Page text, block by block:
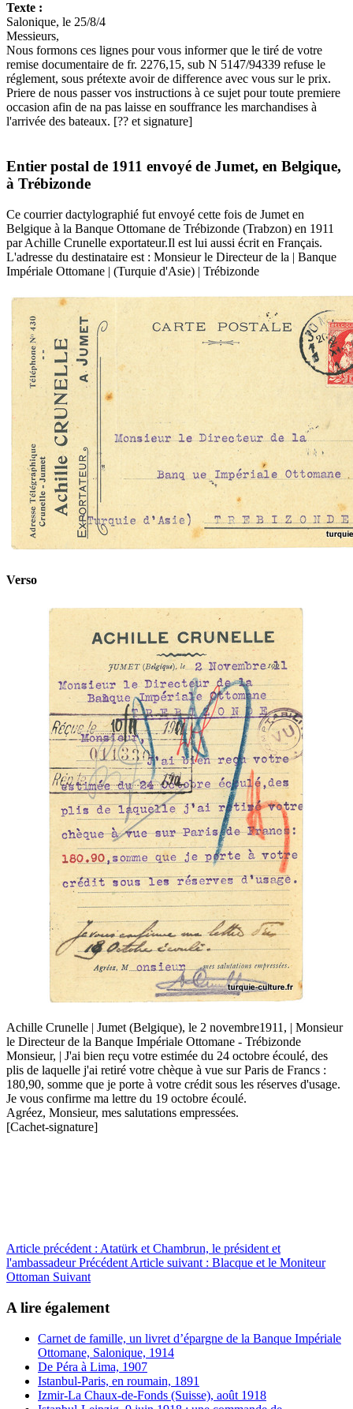
Texte :
Salonique, le 25/8/4
Messieurs,
Nous formons ces lignes pour vous informer que le tiré de votre
remise documentaire de fr. 2276,15, sub N 5147/94339 refuse le
réglement, sous prétexte avoir de difference avec vous sur le prix.
Priere de nous passer vos instructions à ce sujet pour toute premiere
occasion afin de na pas laisse en souffrance les marchandises à
l'arrivée des bateaux. [?? et signature]
Entier postal de 1911 envoyé de Jumet, en Belgique,
à Trébizonde
Ce courrier dactylographié fut envoyé cette fois de Jumet en
Belgique à la Banque Ottomane de Trébizonde (Trabzon) en 1911
par Achille Crunelle exportateur.Il est lui aussi écrit en Français.
L'adresse du destinataire est : Monsieur le Directeur de la | Banque
Impériale Ottomane | (Turquie d'Asie) | Trébizonde
Verso
Achille Crunelle | Jumet (Belgique), le 2 novembre1911, | Monsieur
le Directeur de la Banque Impériale Ottomane - Trébizonde
Monsieur, | J'ai bien reçu votre estimée du 24 octobre écoulé, des
plis de laquelle j'ai retiré votre chèque à vue sur Paris de Francs :
180,90, somme que je porte à votre crédit sous les réserves d'usage.
Je vous confirme ma lettre du 19 octobre écoulé.
Agréez, Monsieur, mes salutations empressées.
[Cachet-signature]
Article précédent : Atatürk et Chambrun, le président et
l'ambassadeurPrécédent Article suivant : Blacque et le Moniteur
Ottoman Suivant
A lire également
Carnet de famille, un livret d’épargne de la Banque Impériale
Ottomane, Salonique, 1914
De Péra à Lima, 1907
Istanbul-Paris, en roumain, 1891
Izmir-La Chaux-de-Fonds (Suisse), août 1918